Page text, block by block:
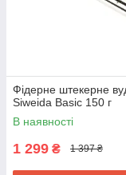
Фідерне штекерне
Siweida Basic 150 г
В наявності
1 299 ₴ 1 397 ₴